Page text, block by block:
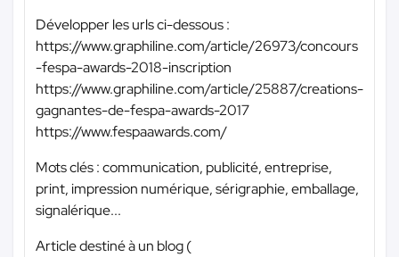
Développer les urls ci-dessous :
https://www.graphiline.com/article/26973/concours
-fespa-awards-2018-inscription
https://www.graphiline.com/article/25887/creations-
gagnantes-de-fespa-awards-2017
https://www.fespaawards.com/
Mots clés : communication, publicité, entreprise,
print, impression numérique, sérigraphie, emballage,
signalérique...
Article destiné à un blog (